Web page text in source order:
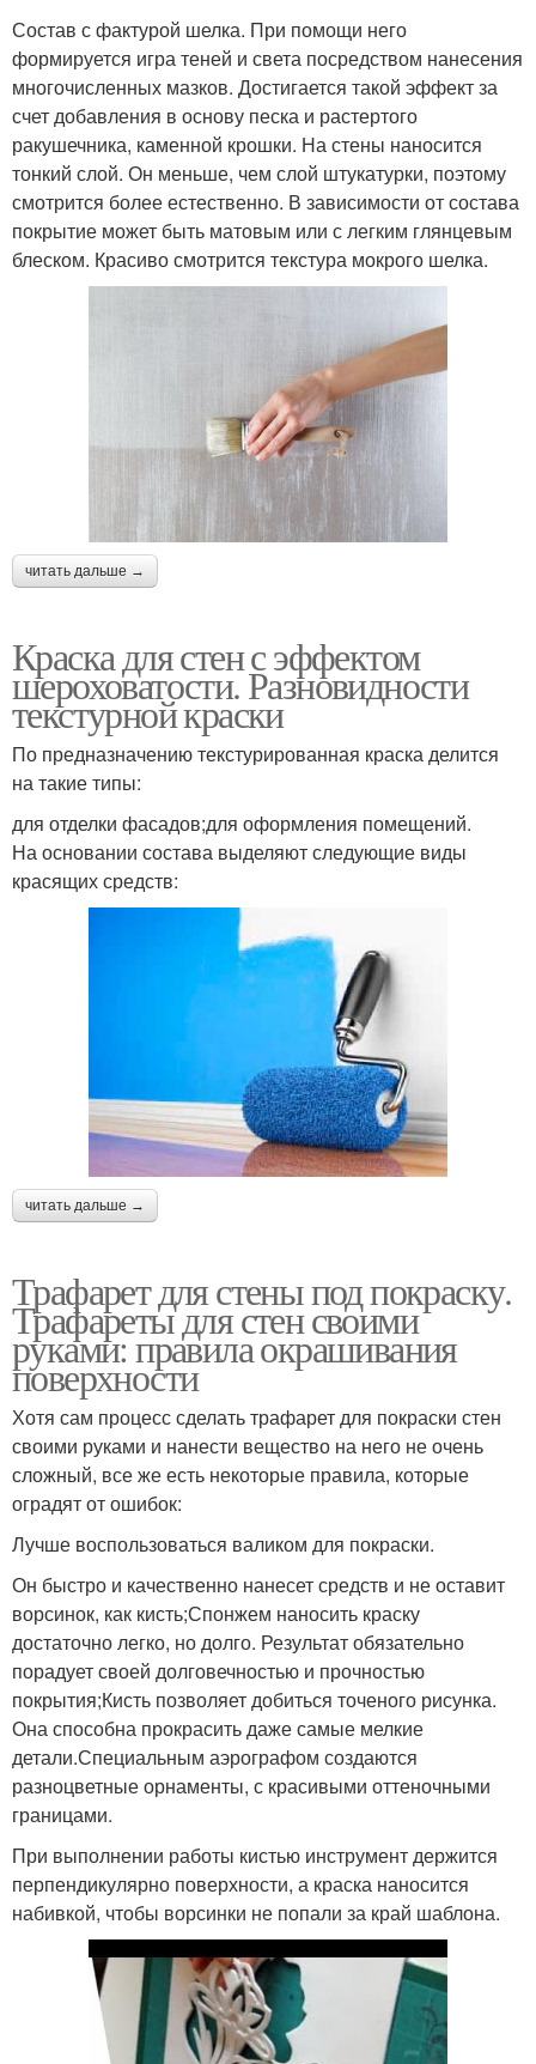
Состав с фактурой шелка. При помощи него
формируется игра теней и света посредством нанесения
многочисленных мазков. Достигается такой эффект за
счет добавления в основу песка и растертого
ракушечника, каменной крошки. На стены наносится
тонкий слой. Он меньше, чем слой штукатурки, поэтому
смотрится более естественно. В зависимости от состава
покрытие может быть матовым или с легким глянцевым
блеском. Красиво смотрится текстура мокрого шелка.
читать дальше →
Краска для стен с эффектом
шероховатости. Разновидности
текстурной краски
По предназначению текстурированная краска делится
на такие типы:
для отделки фасадов;для оформления помещений.
На основании состава выделяют следующие виды
красящих средств:
читать дальше →
Трафарет для стены под покраску.
Трафареты для стен своими
руками: правила окрашивания
поверхности
Хотя сам процесс сделать трафарет для покраски стен
своими руками и нанести вещество на него не очень
сложный, все же есть некоторые правила, которые
оградят от ошибок:
Лучше воспользоваться валиком для покраски.
Он быстро и качественно нанесет средств и не оставит
ворсинок, как кисть;Спонжем наносить краску
достаточно легко, но долго. Результат обязательно
порадует своей долговечностью и прочностью
покрытия;Кисть позволяет добиться точеного рисунка.
Она способна прокрасить даже самые мелкие
детали.Специальным аэрографом создаются
разноцветные орнаменты, с красивыми оттеночными
границами.
При выполнении работы кистью инструмент держится
перпендикулярно поверхности, а краска наносится
набивкой, чтобы ворсинки не попали за край шаблона.